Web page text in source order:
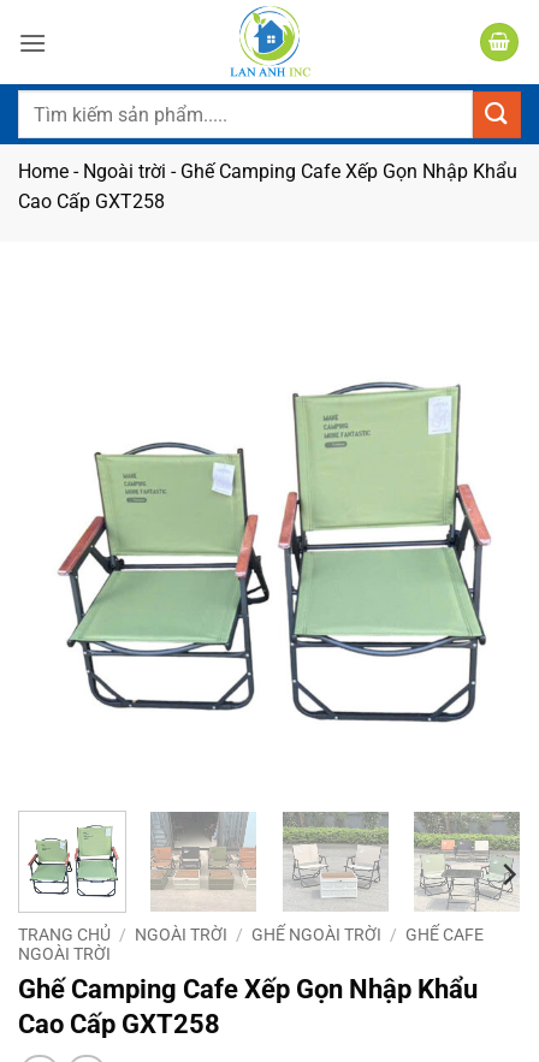
qua
dung
Tìm
Home - Ngoài trời - Ghế Camping Cafe Xếp Gọn Nhập Khẩu
Cao Cấp GXT258
TRANG CHỦ / NGOÀI TRỜI / GHẾ NGOÀI TRỜI / GHẾ CAFE
NGOÀI TRỜI
Ghế Camping Cafe Xếp Gọn Nhập Khẩu
Cao Cấp GXT258